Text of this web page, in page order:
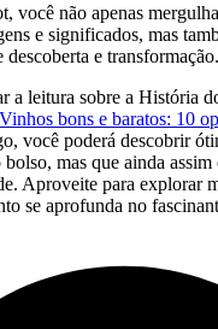
você não apenas
e significados, mas
descoberta e transformação.
a leitura sobre a História
bons e baratos: 10
você poderá descobrir
mas que ainda assim
Aproveite para explorar
se aprofunda no